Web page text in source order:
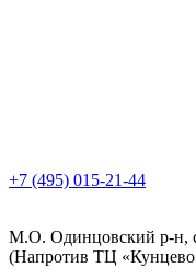
+7 (495) 015-21-44
М.О. Одинцовский р-н,
(Напротив ТЦ